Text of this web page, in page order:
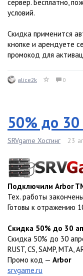
сервер. Бесплатно,
условий.
Скидка применится
кнопке и арендуете
промокод для
alice2k 0
50% до 30
SRVgame Хостинг 23
Подключили Arbor
Тех. работы
Готовы к отражению
Скидка 50% до 30
Скидка 50% до 30
RUST, CS, SAMP, MTA,
Промо код — Arbor
srvgame.ru